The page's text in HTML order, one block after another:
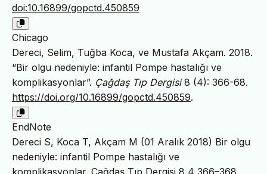
doi:10.16899/gopctd.450859
Chicago
Dereci, Selim, Tuğba Koca, ve Mustafa Akçam. 2018.
“Bir olgu nedeniyle: infantil Pompe hastalığı ve
komplikasyonlar”. Çağdaş Tıp Dergisi8 (4): 366-68.
https://doi.org/10.16899/gopctd.450859.
EndNote
Dereci S, Koca T, Akçam M (01 Aralık 2018) Bir olgu
nedeniyle: infantil Pompe hastalığı ve